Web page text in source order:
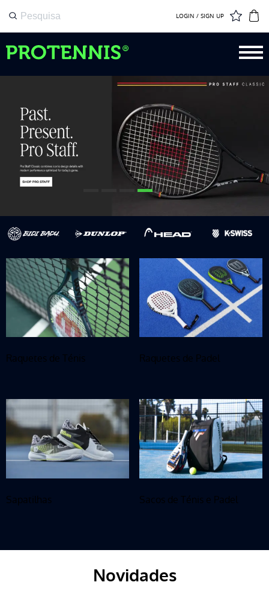
LOGIN / SIGN UP
Raquetes de Ténis Raquetes de Padel
Sapatilhas Sacos de Ténis e Padel
Novidades